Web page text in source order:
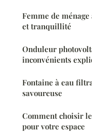
Femme de
et tranquillité
Onduleur
inconvénients
Fontaine à eau
savoureuse
Comment choisir
pour votre espace